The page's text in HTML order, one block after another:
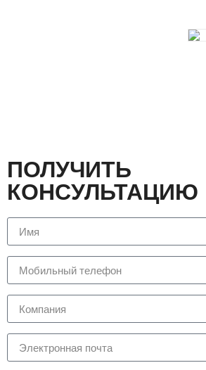
ПОЛУЧИТЬ
КОНСУЛЬТАЦИЮ